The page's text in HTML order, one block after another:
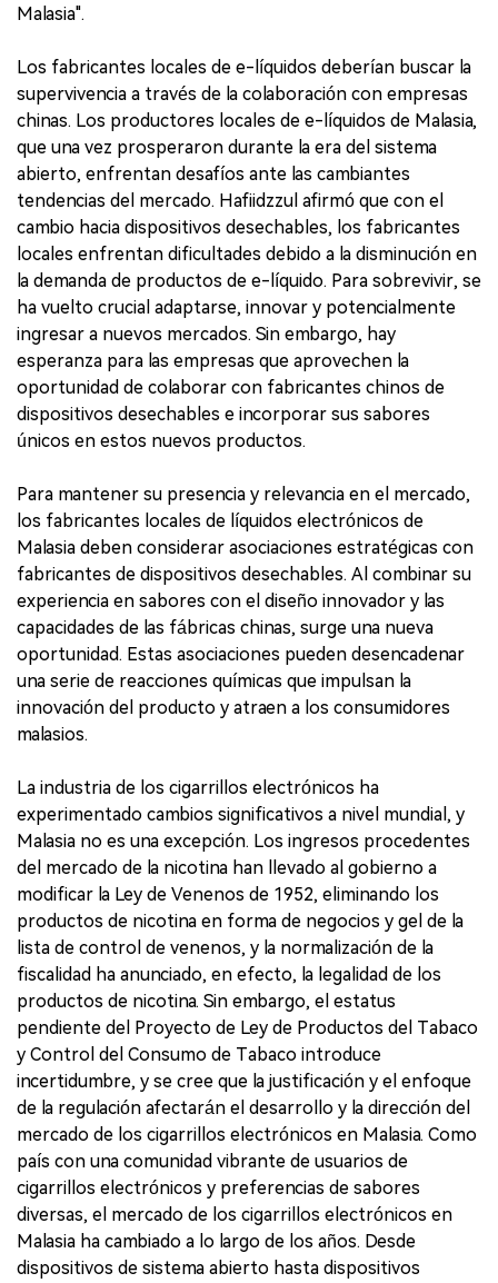
Malasia".
Los fabricantes locales de e-líquidos deberían buscar la
supervivencia a través de la colaboración con empresas
chinas. Los productores locales de e-líquidos de Malasia,
que una vez prosperaron durante la era del sistema
abierto, enfrentan desafíos ante las cambiantes
tendencias del mercado. Hafiidzzul afirmó que con el
cambio hacia dispositivos desechables, los fabricantes
locales enfrentan dificultades debido a la disminución en
la demanda de productos de e-líquido. Para sobrevivir, se
ha vuelto crucial adaptarse, innovar y potencialmente
ingresar a nuevos mercados. Sin embargo, hay
esperanza para las empresas que aprovechen la
oportunidad de colaborar con fabricantes chinos de
dispositivos desechables e incorporar sus sabores
únicos en estos nuevos productos.
Para mantener su presencia y relevancia en el mercado,
los fabricantes locales de líquidos electrónicos de
Malasia deben considerar asociaciones estratégicas con
fabricantes de dispositivos desechables. Al combinar su
experiencia en sabores con el diseño innovador y las
capacidades de las fábricas chinas, surge una nueva
oportunidad. Estas asociaciones pueden desencadenar
una serie de reacciones químicas que impulsan la
innovación del producto y atraen a los consumidores
malasios.
La industria de los cigarrillos electrónicos ha
experimentado cambios significativos a nivel mundial, y
Malasia no es una excepción. Los ingresos procedentes
del mercado de la nicotina han llevado al gobierno a
modificar la Ley de Venenos de 1952, eliminando los
productos de nicotina en forma de negocios y gel de la
lista de control de venenos, y la normalización de la
fiscalidad ha anunciado, en efecto, la legalidad de los
productos de nicotina. Sin embargo, el estatus
pendiente del Proyecto de Ley de Productos del Tabaco
y Control del Consumo de Tabaco introduce
incertidumbre, y se cree que la justificación y el enfoque
de la regulación afectarán el desarrollo y la dirección del
mercado de los cigarrillos electrónicos en Malasia. Como
país con una comunidad vibrante de usuarios de
cigarrillos electrónicos y preferencias de sabores
diversas, el mercado de los cigarrillos electrónicos en
Malasia ha cambiado a lo largo de los años. Desde
dispositivos de sistema abierto hasta dispositivos